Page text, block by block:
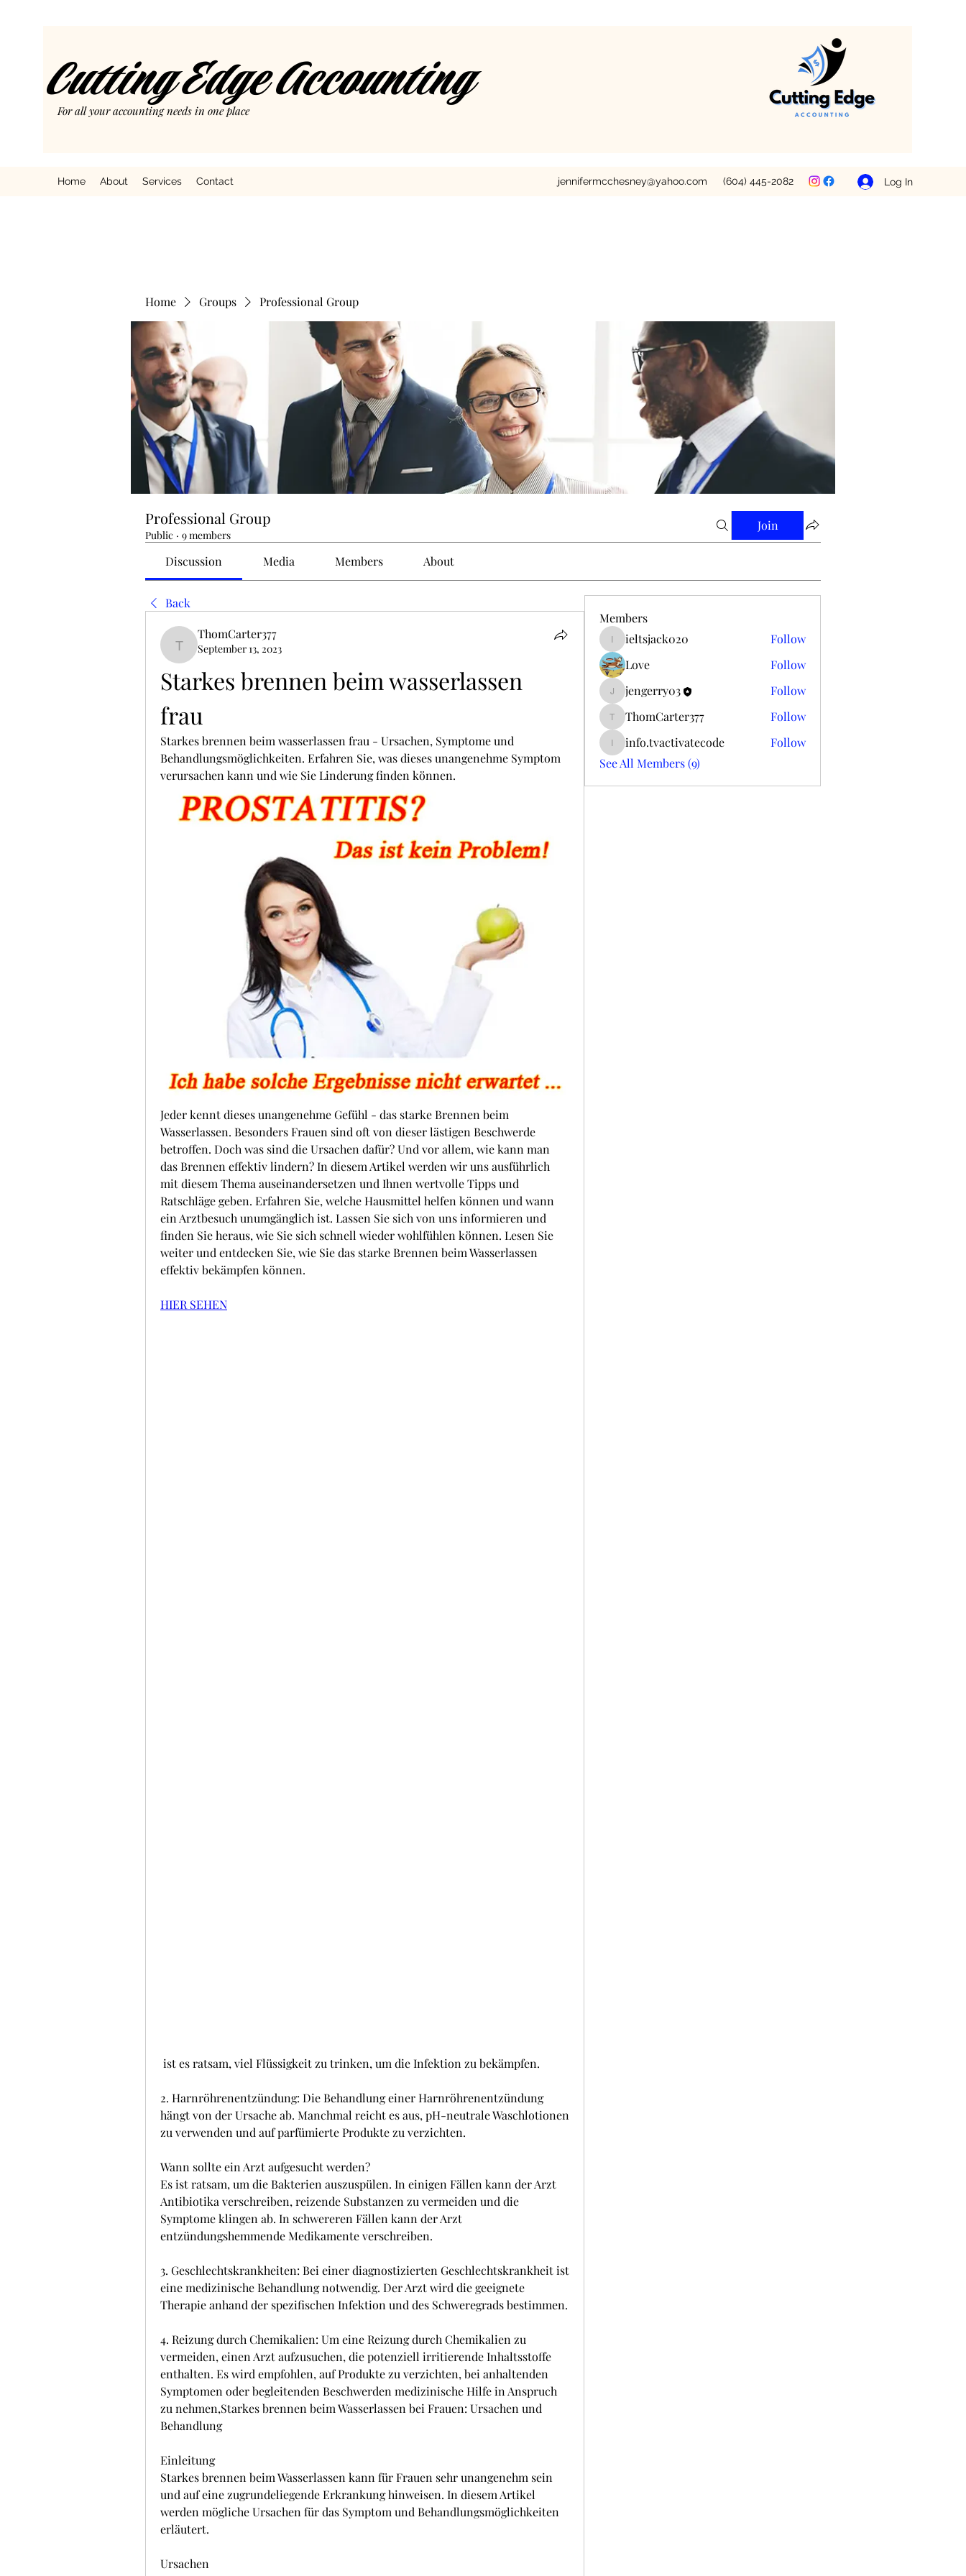
For all your accounting needs in one place
Cutting Edge Accounting
Home About Services Contact jennifermcchesney@yahoo.com (604) 445-2082 Log In
Home Groups Professional Group
Professional Group
Public · 9 members
Join
Discussion Media Members About
Back
ThomCarter377
ThomCarter377
September 13, 2023
Starkes brennen beim wasserlassen
frau
Starkes brennen beim wasserlassen frau - Ursachen, Symptome und
Behandlungsmöglichkeiten. Erfahren Sie, was dieses unangenehme Symptom
verursachen kann und wie Sie Linderung finden können.
Jeder kennt dieses unangenehme Gefühl - das starke Brennen beim
Wasserlassen. Besonders Frauen sind oft von dieser lästigen Beschwerde
betroffen. Doch was sind die Ursachen dafür? Und vor allem, wie kann man
das Brennen effektiv lindern? In diesem Artikel werden wir uns ausführlich
mit diesem Thema auseinandersetzen und Ihnen wertvolle Tipps und
Ratschläge geben. Erfahren Sie, welche Hausmittel helfen können und wann
ein Arztbesuch unumgänglich ist. Lassen Sie sich von uns informieren und
finden Sie heraus, wie Sie sich schnell wieder wohlfühlen können. Lesen Sie
weiter und entdecken Sie, wie Sie das starke Brennen beim Wasserlassen
effektiv bekämpfen können.
HIER SEHEN
ist es ratsam, viel Flüssigkeit zu trinken, um die Infektion zu bekämpfen.
2. Harnröhrenentzündung: Die Behandlung einer Harnröhrenentzündung
hängt von der Ursache ab. Manchmal reicht es aus, pH-neutrale Waschlotionen
zu verwenden und auf parfümierte Produkte zu verzichten.
Wann sollte ein Arzt aufgesucht werden?
Es ist ratsam, um die Bakterien auszuspülen. In einigen Fällen kann der Arzt
Antibiotika verschreiben, reizende Substanzen zu vermeiden und die
Symptome klingen ab. In schwereren Fällen kann der Arzt
entzündungshemmende Medikamente verschreiben.
3. Geschlechtskrankheiten: Bei einer diagnostizierten Geschlechtskrankheit ist
eine medizinische Behandlung notwendig. Der Arzt wird die geeignete
Therapie anhand der spezifischen Infektion und des Schweregrads bestimmen.
4. Reizung durch Chemikalien: Um eine Reizung durch Chemikalien zu
vermeiden, einen Arzt aufzusuchen, die potenziell irritierende Inhaltsstoffe
enthalten. Es wird empfohlen, auf Produkte zu verzichten, bei anhaltenden
Symptomen oder begleitenden Beschwerden medizinische Hilfe in Anspruch
zu nehmen,Starkes brennen beim Wasserlassen bei Frauen: Ursachen und
Behandlung
Einleitung
Starkes brennen beim Wasserlassen kann für Frauen sehr unangenehm sein
und auf eine zugrundeliegende Erkrankung hinweisen. In diesem Artikel
werden mögliche Ursachen für das Symptom und Behandlungsmöglichkeiten
erläutert.
Ursachen
Members
ieltsjack020
ieltsjack020
Follow
Love
Follow
jengerry03
jengerry03 Follow
ThomCarter377
ThomCarter377 Follow
info.tvactivatecode
info.tvactivatecode
Follow
See All Members (9)